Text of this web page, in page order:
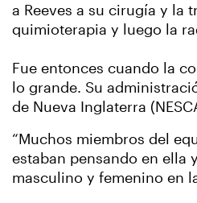
a Reeves a su cirugía y la
quimioterapia y luego la
Fue entonces cuando la
lo grande. Su
de Nueva Inglaterra
“Muchos miembros del
estaban pensando en ella
masculino y femenino en